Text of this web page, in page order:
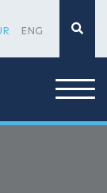
×
ENG